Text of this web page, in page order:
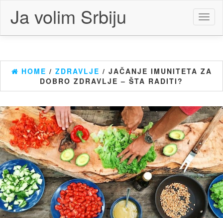
content
Ja volim Srbiju
HOME / ZDRAVLJE / JAČANJE IMUNITETA ZA
DOBRO ZDRAVLJE – ŠTA RADITI?